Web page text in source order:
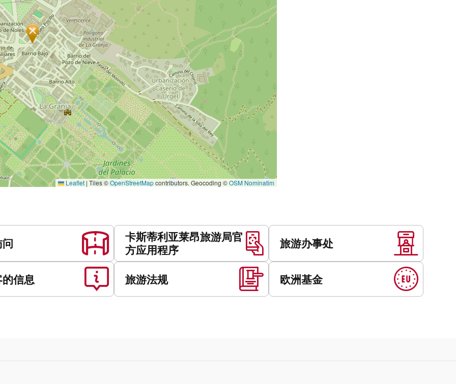
Leaflet | Tiles ©OpenStreetMapcontributors. Geocoding ©OSM Nominatim
卡斯蒂利亚莱昂旅游局官
方应用程序
旅游办事处
信息 旅游法规 欧洲基金